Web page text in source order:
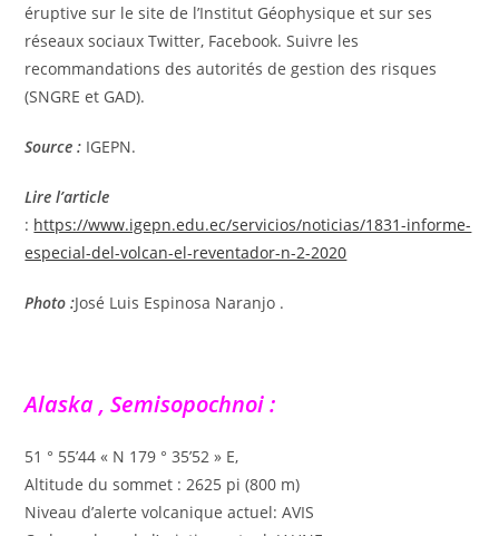
éruptive sur le site de l’Institut Géophysique et sur ses
réseaux sociaux Twitter, Facebook. Suivre les
recommandations des autorités de gestion des risques
(SNGRE et GAD).
Source : IGEPN.
Lire l’article
: https://www.igepn.edu.ec/servicios/noticias/1831-informe-
especial-del-volcan-el-reventador-n-2-2020
Photo :José Luis Espinosa Naranjo .
Alaska , Semisopochnoi :
51 ° 55’44 « N 179 ° 35’52 » E,
Altitude du sommet : 2625 pi (800 m)
Niveau d’alerte volcanique actuel: AVIS